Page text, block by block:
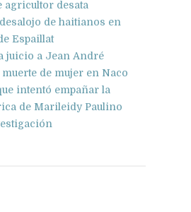
agricultor desata
de haitianos en
Espaillat
juicio a Jean André
de mujer en Naco
intentó empañar la
de Marileidy Paulino